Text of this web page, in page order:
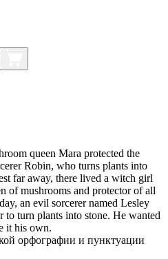
queen Mara protected the
Robin, who turns plants into
far away, there lived a witch girl
of mushrooms and protector of all
an evil sorcerer named Lesley
to turn plants into stone. He wanted
it his own.
орфографии и пунктуации